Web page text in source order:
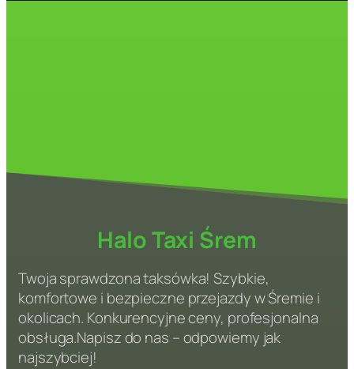
Halo Taxi Śrem
Twoja sprawdzona taksówka! Szybkie,
komfortowe i bezpieczne przejazdy w Śremie i
okolicach. Konkurencyjne ceny, profesjonalna
obsługa.Napisz do nas – odpowiemy jak
najszybciej!